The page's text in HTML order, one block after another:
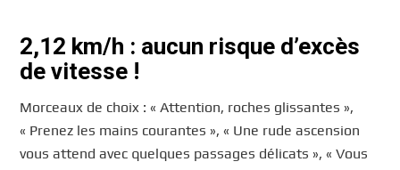
2,12 km/h : aucun risque d’excès
de vitesse !
Morceaux de choix : « Attention, roches glissantes »,
« Prenez les mains courantes », « Une rude ascension
vous attend avec quelques passages délicats », « Vous